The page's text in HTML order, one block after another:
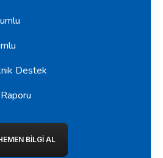
Destek
BILGI AL